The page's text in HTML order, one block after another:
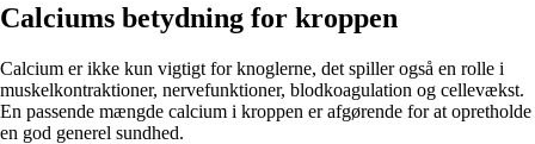
Calciums betydning for kroppen
Calcium er ikke kun vigtigt for knoglerne, det spiller også en rolle i
muskelkontraktioner, nervefunktioner, blodkoagulation og cellevækst.
En passende mængde calcium i kroppen er afgørende for at opretholde
en god generel sundhed.